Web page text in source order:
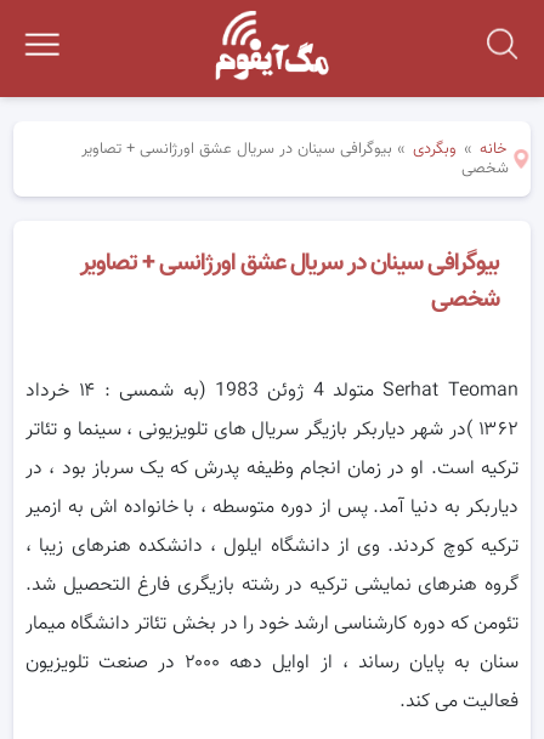
خانه » وبگردی » بیوگرافی سینان در سریال عشق اورژانسی + تصاویر
شخصی
بیوگرافی سینان در سریال عشق اورژانسی + تصاویر
شخصی
Serhat Teoman متولد 4 ژوئن 1983 (به شمسی :
۱۴ خرداد
۱۳۶۲ )در شهر دیاربکر بازیگر سریال های تلویزیونی ، سینما و تئاتر
ترکیه است. او درزمان انجام وظیفه پدرش که یک سرباز بود ، در
دیاربکر به دنیا آمد. پس از دوره متوسطه ، با خانواده اش به ازمیر
ترکیه کوچ کردند. وی از دانشگاه ایلول ، دانشکده هنرهای زیبا ،
گروه هنرهای نمایشی ترکیه در رشته بازیگری فارغ التحصیل شد.
تئومن که دوره کارشناسی ارشد خود را در بخش تئاتر دانشگاه میمار
سنان به پایان رساند ، از اوایل دهه ۲۰۰۰ در صنعت تلویزیون
فعالیت می کند.